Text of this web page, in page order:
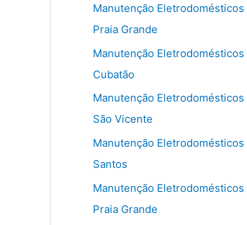
Manutenção
Praia Grande
Manutenção
Cubatão
Manutenção
São Vicente
Manutenção
Santos
Manutenção
Praia Grande